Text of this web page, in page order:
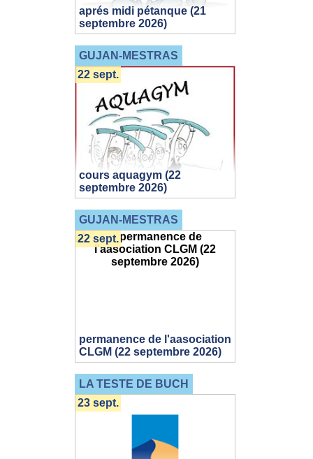
aprés midi pétanque (21
septembre 2026)
GUJAN-MESTRAS
cours aquagym (22
septembre 2026)
22 sept.
GUJAN-MESTRAS
permanence de l'aasociation
CLGM (22 septembre 2026)
22 sept.
LA TESTE DE BUCH
23 sept.